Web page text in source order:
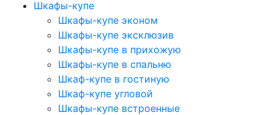
Шкафы-купе
Шкафы-купе эконом
Шкафы-купе эксклюзив
Шкафы-купе в прихожую
Шкафы-купе в спальню
Шкаф-купе в гостиную
Шкаф-купе угловой
Шкафы-купе встроенные